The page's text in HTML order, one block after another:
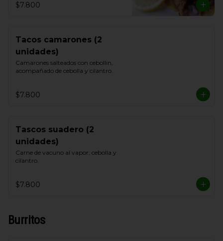
$7.800
Tacos camarones (2
unidades)
Camarones salteados con cebollin,
acompañado de cebolla y cilantro.
$7.800
Tascos suadero (2
unidades)
Carne de vacuno al vapor, cebolla y
cilantro.
$7.800
Burritos